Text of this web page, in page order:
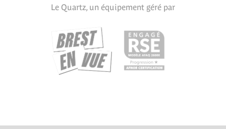
Le Quartz, un équipement géré par